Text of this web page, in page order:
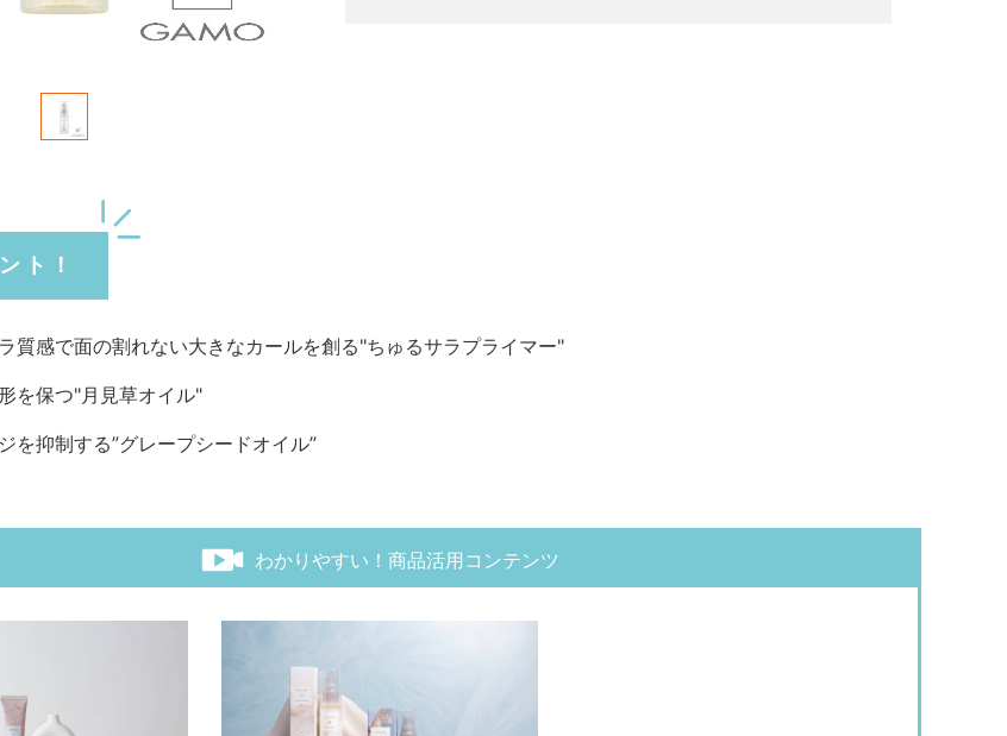
ト！
感で面の割れない大きなカールを創る"ちゅるサラプライマー"
を保つ"月見草オイル"
抑制する”グレープシードオイル”
わかりやすい！商品活用コンテンツ